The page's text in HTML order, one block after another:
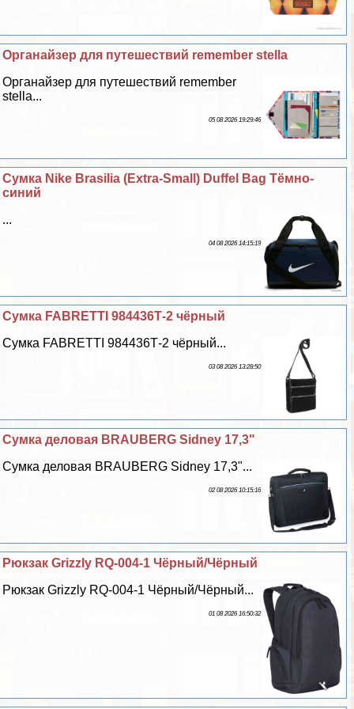
Органайзер для путешествий remember stella
Органайзер для путешествий remember
stella...
05 08 2026 19:29:46
Сумка Nike Brasilia (Extra-Small) Duffel Bag Тёмно-
синий
...
04 08 2026 14:15:19
Сумка FABRETTI 984436Т-2 чёрный
Сумка FABRETTI 984436Т-2 чёрный...
03 08 2026 13:28:50
Сумка деловая BRAUBERG Sidney 17,3"
Сумка деловая BRAUBERG Sidney 17,3"...
02 08 2026 10:15:16
Рюкзак Grizzly RQ-004-1 Чёрный/Чёрный
Рюкзак Grizzly RQ-004-1 Чёрный/Чёрный...
01 08 2026 16:50:32